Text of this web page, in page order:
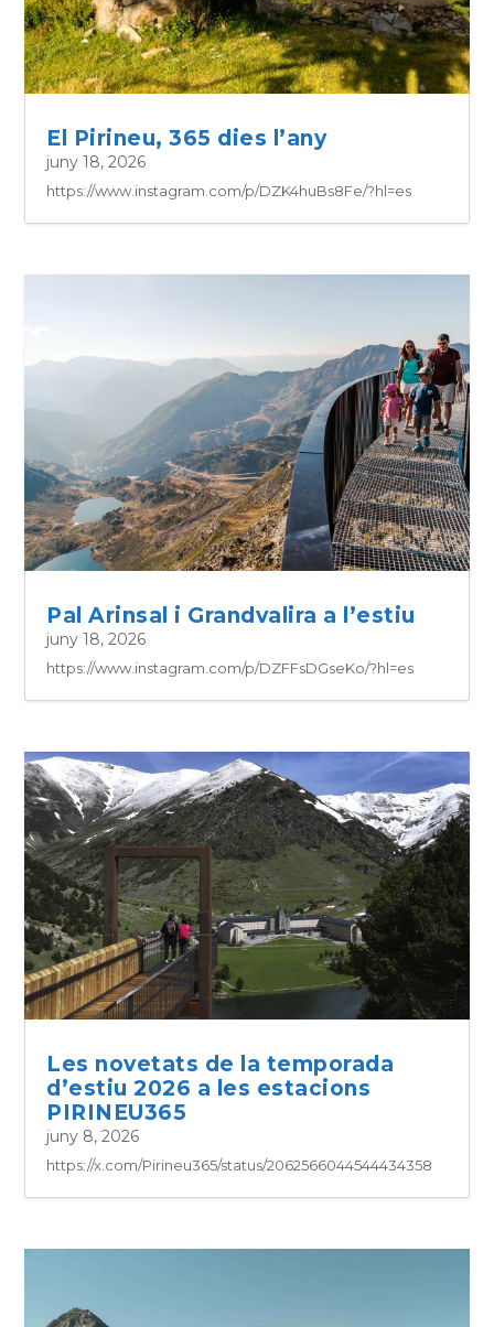
El Pirineu, 365 dies l’any
juny 18, 2026
https://www.instagram.com/p/DZK4huBs8Fe/?hl=es
Pal Arinsal i Grandvalira a l’estiu
juny 18, 2026
https://www.instagram.com/p/DZFFsDGseKo/?hl=es
Les novetats de la temporada
d’estiu 2026 a les estacions
PIRINEU365
juny 8, 2026
https://x.com/Pirineu365/status/2062566044544434358